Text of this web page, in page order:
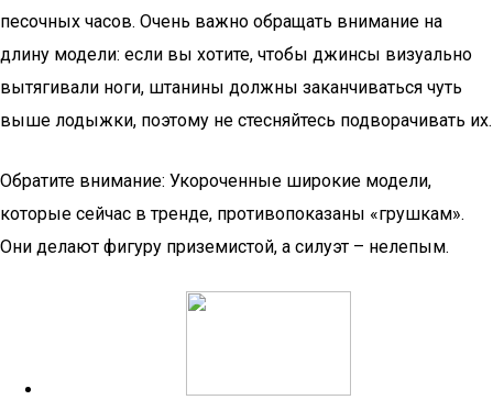
песочных часов. Очень важно обращать внимание на
длину модели: если вы хотите, чтобы джинсы визуально
вытягивали ноги, штанины должны заканчиваться чуть
выше лодыжки, поэтому не стесняйтесь подворачивать их.
Обратите внимание: Укороченные широкие модели,
которые сейчас в тренде, противопоказаны «грушкам».
Они делают фигуру приземистой, а силуэт – нелепым.